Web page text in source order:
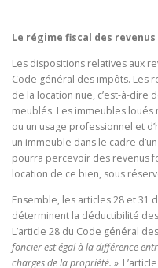
Le régime fiscal des
Les dispositions relatives aux
Code général des impôts. Les
de la location nue, c’est-à-dire
meublés. Les immeubles loués
ou un usage professionnel et
un immeuble dans le cadre
pourra percevoir des revenus
location de ce bien, sous
Ensemble, les articles 28 et 31
déterminent la déductibilité
L’article 28 du Code général
foncier est égal à la différence
charges de la propriété. »